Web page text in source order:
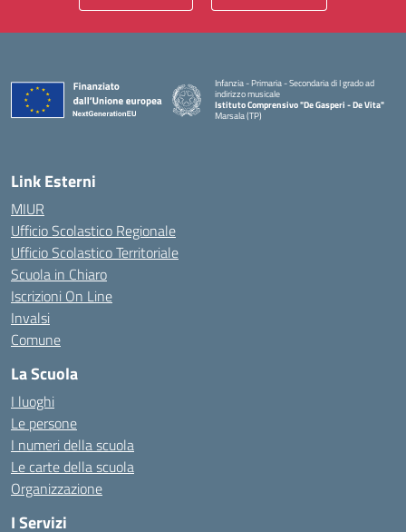
Infanzia - Primaria - Secondaria di I grado ad
indirizzo musicale
Istituto Comprensivo "De Gasperi - De Vita"
Marsala (TP)
Link Esterni
MIUR
Ufficio Scolastico Regionale
Ufficio Scolastico Territoriale
Scuola in Chiaro
Iscrizioni On Line
Invalsi
Comune
La Scuola
I luoghi
Le persone
I numeri della scuola
Le carte della scuola
Organizzazione
I Servizi